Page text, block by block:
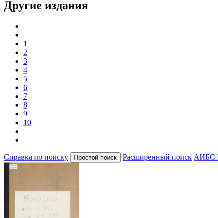
Другие издания
1
2
3
4
5
6
7
8
9
10
Справка по поиску Расширенный поиск АИБС